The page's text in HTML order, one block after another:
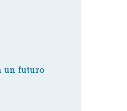
un futuro